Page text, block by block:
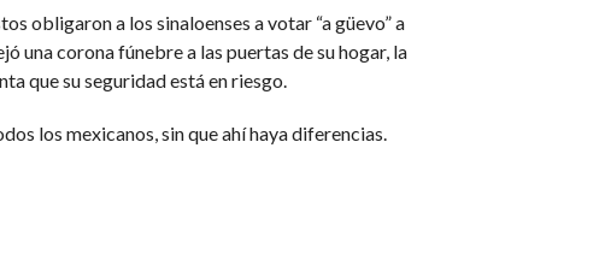
obligaron a los sinaloenses a votar “a güevo” a
una corona fúnebre a las puertas de su hogar, la
que su seguridad está en riesgo.
los mexicanos, sin que ahí haya diferencias.